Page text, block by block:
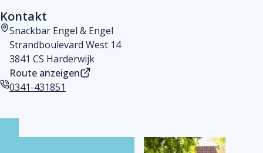
Kontakt
Adresse
Snackbar Engel & Engel
Strandboulevard West 14
3841 CS Harderwijk
Route anzeigen
Telefonnummer
0341-431851